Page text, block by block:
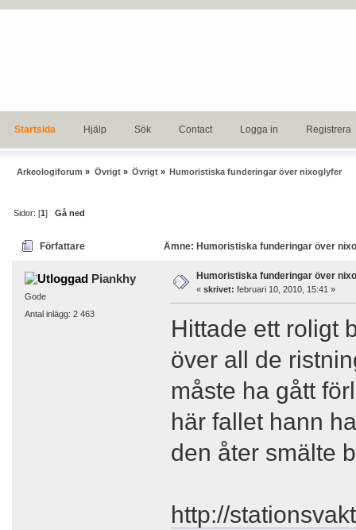
Startsida Hjälp Sök Contact Logga in Registrera
Arkeologiforum » Övrigt» Övrigt» Humoristiska funderingar över nixoglyfer
Sidor: [1]Gå ned
Författare Ämne: Humoristiska funderingar över
Piankhy
Gode
Antal inlägg: 2 463
Humoristiska funderingar över
« skrivet: februari 10, 2010, 15:41 »
Hittade ett roligt
över all de
måste ha gått
här fallet hann
den åter smälte
http://